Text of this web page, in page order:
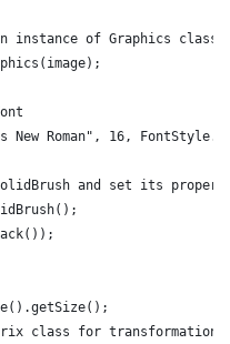
of Graphics class
New Roman", 16,
and set its
class for transformation